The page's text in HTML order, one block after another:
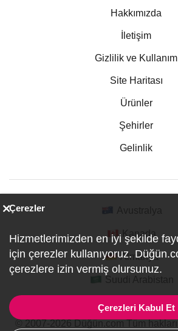
Hakkımızda
İletişim
Gizlilik ve Kullanım
Site Haritası
Ürünler
Şehirler
Gelinlik
Kanada
Almanya
Çerezler
Hizmetlerimizden en iyi şekilde
için çerezler kullanıyoruz.
çerezlere izin vermiş olursunuz.
Çerezleri Kabul Et